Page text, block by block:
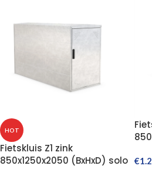
HOT
Fietskluis Z1 zink
850x1250x2050 (BxHxD) solo
€